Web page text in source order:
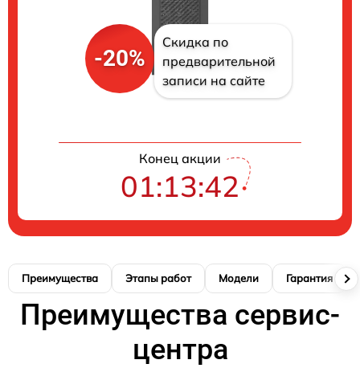
-20%
Скидка по
предварительной
записи на сайте
Конец акции
01:13:41
Преимущества Этапы работ Модели Гарантия
Преимущества сервис-
центра